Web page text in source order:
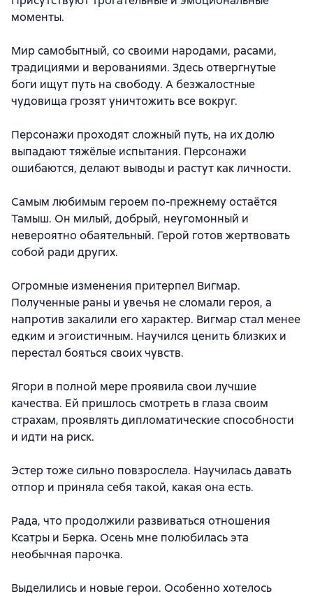
моменты.
Мир самобытный, со своими народами, расами,
традициями и верованиями. Здесь отвергнутые
боги ищут путь на свободу. А безжалостные
чудовища грозят уничтожить все вокруг.
Персонажи проходят сложный путь, на их долю
выпадают тяжёлые испытания. Персонажи
ошибаются, делают выводы и растут как личности.
Самым любимым героем по-прежнему остаётся
Тамыш. Он милый, добрый, неугомонный и
невероятно обаятельный. Герой готов жертвовать
собой ради других.
Огромные изменения притерпел Вигмар.
Полученные раны и увечья не сломали героя, а
напротив закалили его характер. Вигмар стал менее
едким и эгоистичным. Научился ценить близких и
перестал бояться своих чувств.
Ягори в полной мере проявила свои лучшие
качества. Ей пришлось смотреть в глаза своим
страхам, проявлять дипломатические способности
и идти на риск.
Эстер тоже сильно повзрослела. Научилась давать
отпор и приняла себя такой, какая она есть.
Рада, что продолжили развиваться отношения
Ксатры и Берка. Осень мне полюбилась эта
необычная парочка.
Выделились и новые герои. Особенно хотелось